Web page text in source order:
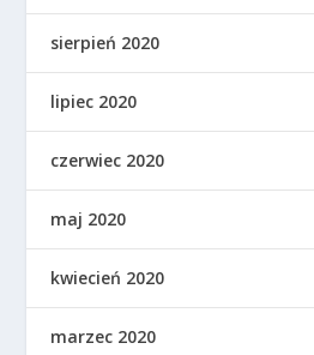
sierpień 2020
lipiec 2020
czerwiec 2020
maj 2020
kwiecień 2020
marzec 2020